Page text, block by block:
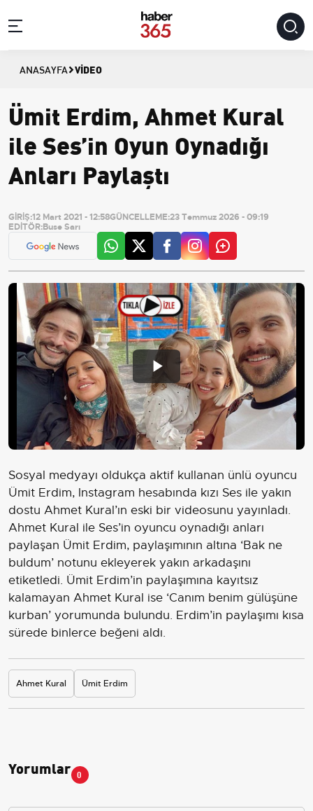
ANASAYFA VIDEO
Ümit Erdim, Ahmet Kural
ile Ses’in Oyun Oynadığı
Anları Paylaştı
GİRİŞ:12 Mart 2021 - 12:58GÜNCELLEME:23 Temmuz 2026 - 09:19
EDİTÖR:Buse Sarı
Play
Video
Sosyal medyayı oldukça aktif kullanan ünlü oyuncu
Ümit Erdim, Instagram hesabında kızı Ses ile yakın
dostu Ahmet Kural’ın eski bir videosunu yayınladı.
Ahmet Kural ile Ses’in oyuncu oynadığı anları
paylaşan Ümit Erdim, paylaşımının altına ‘Bak ne
buldum’ notunu ekleyerek yakın arkadaşını
etiketledi. Ümit Erdim’in paylaşımına kayıtsız
kalamayan Ahmet Kural ise ‘Canım benim gülüşüne
kurban’ yorumunda bulundu. Erdim’in paylaşımı kısa
sürede binlerce beğeni aldı.
Ahmet Kural Ümit Erdim
Yorumlar 0